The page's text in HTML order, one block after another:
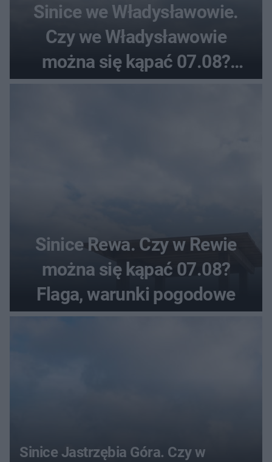
Sinice we Władysławowie.
Czy we Władysławowie
można się kąpać 07.08?
Flaga, warunki pogodowe
Sinice Rewa. Czy w Rewie
można się kąpać 07.08?
Flaga, warunki pogodowe
Sinice Jastrzębia Góra. Czy w